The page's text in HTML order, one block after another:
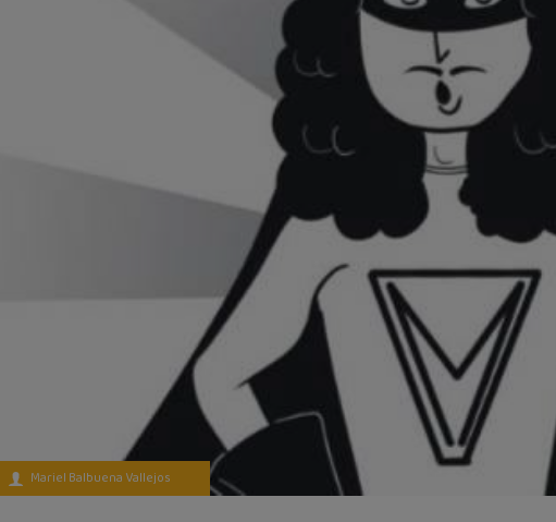
Mariel Balbuena Vallejos